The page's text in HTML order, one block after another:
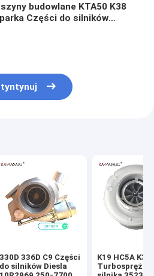
budowlane KTA50 K38
Części do silników
330D 336D C9 Części
do silników Diesla
K19 HC5A K38